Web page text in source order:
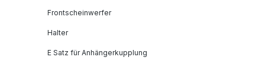
Frontscheinwerfer
Halter
E Satz für Anhängerkupplung